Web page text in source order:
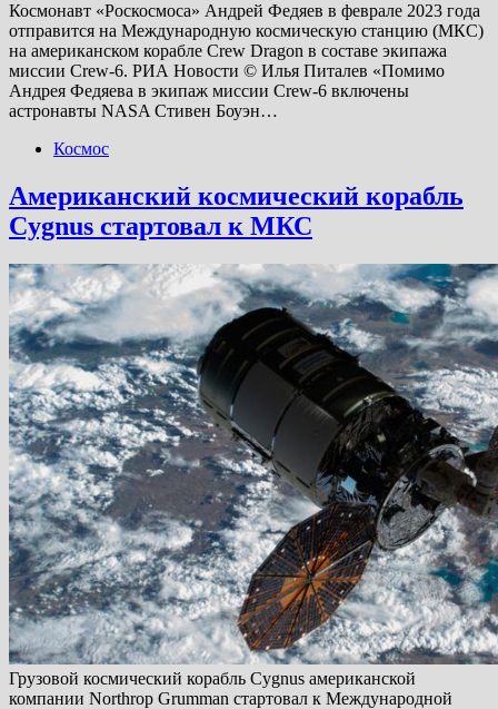
Космонавт «Роскосмоса» Андрей Федяев в феврале 2023 года
отправится на Международную космическую станцию (МКС)
на американском корабле Crew Dragon в составе экипажа
миссии Crew-6. РИА Новости © Илья Питалев «Помимо
Андрея Федяева в экипаж миссии Crew-6 включены
астронавты NASA Стивен Боуэн…
Космос
Американский космический корабль
Cygnus стартовал к МКС
Грузовой космический корабль Cygnus американской
компании Northrop Grumman стартовал к Международной